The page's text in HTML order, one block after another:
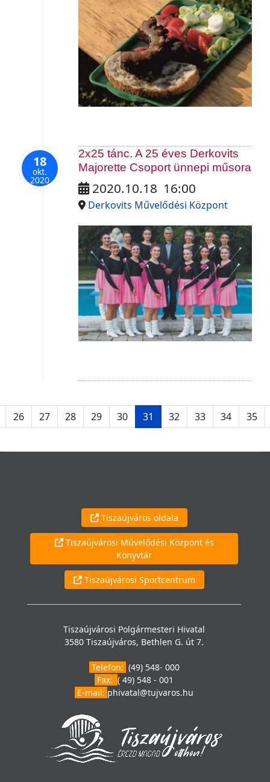
18
okt.
2020
2x25 tánc. A 25 éves Derkovits
Majorette Csoport ünnepi műsora
2020.10.18 16:00
Derkovits Művelődési Központ
26 27 28 29 30 31 32 33 34 35
Tiszaújváros oldala
Tiszaújvárosi Művelődési Központ és
Könyvtár
Tiszaújvárosi Sportcentrum
Tiszaújvárosi Polgármesteri Hivatal
3580 Tiszaújváros, Bethlen G. út 7.
Telefon: (49) 548- 000
Fax: ( 49) 548 - 001
E-mail: phivatal@tujvaros.hu